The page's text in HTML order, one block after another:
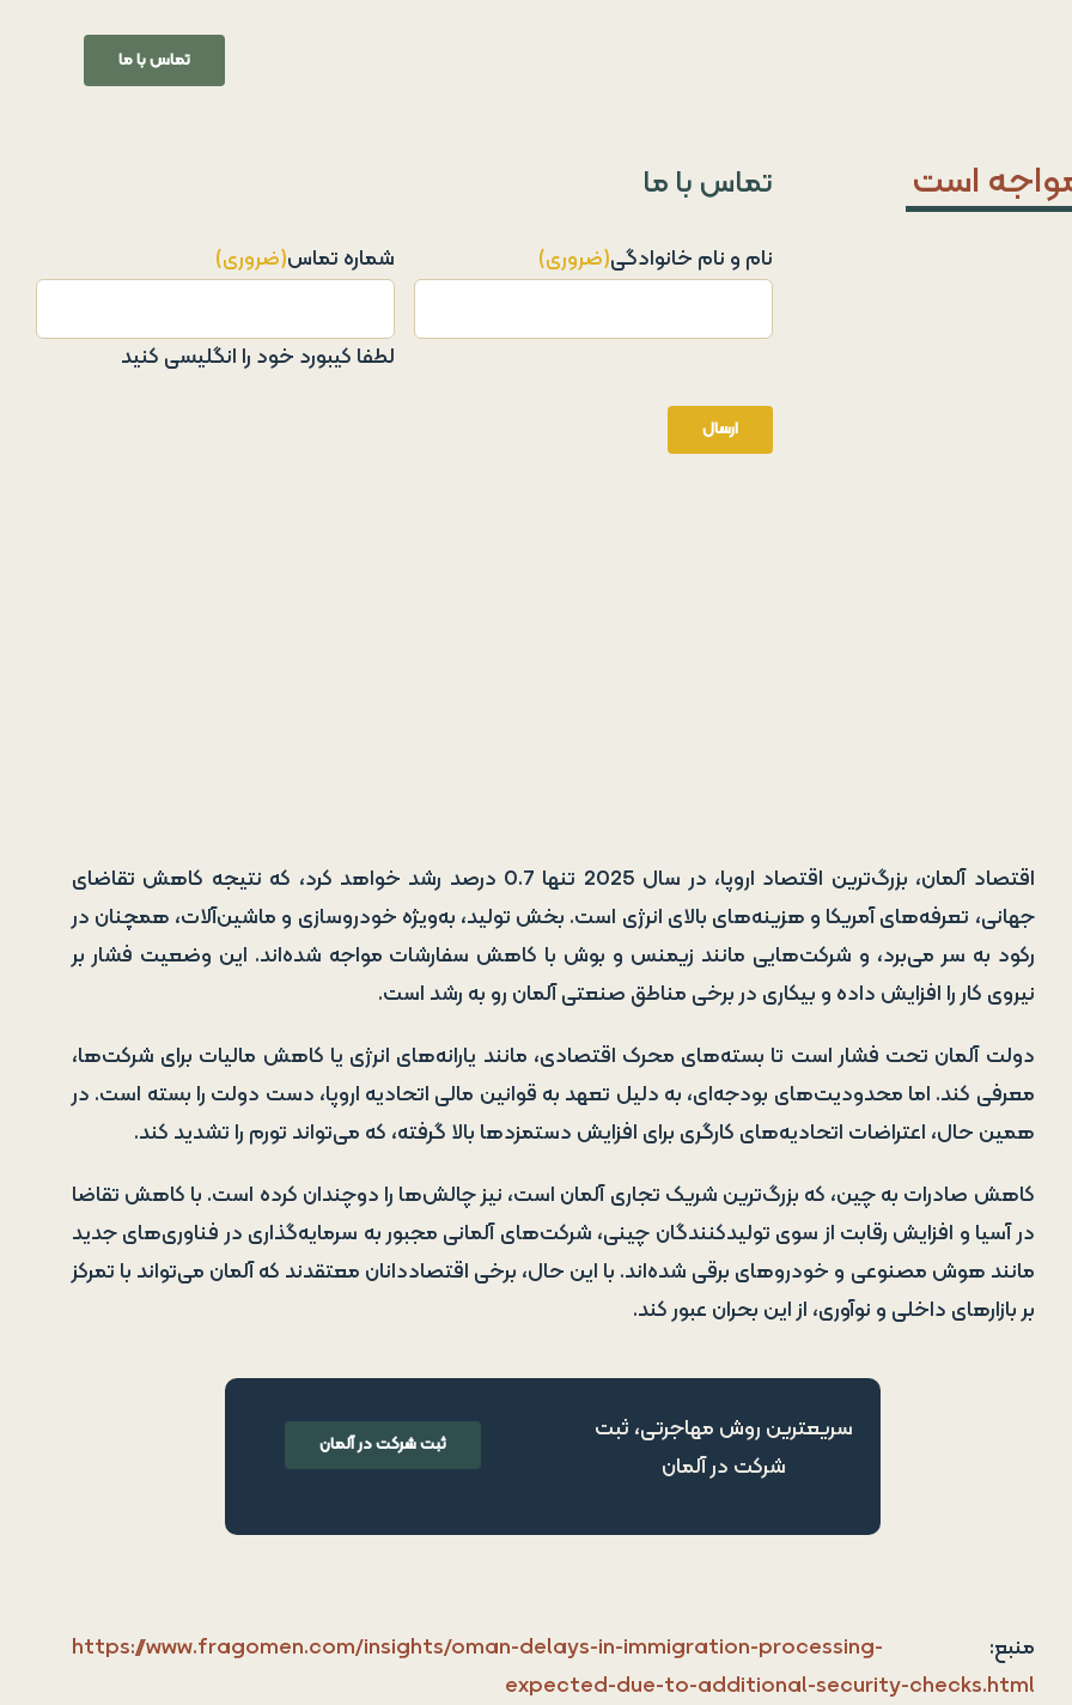
تماس با ما
است تماس با ما
نام و نام خانوادگی(ضروری) شماره تماس(ضروری)
لطفا کیبورد خود را انگلیسی کنید
اقتصاد آلمان، بزرگ‌ترین اقتصاد اروپا، در سال 2025 تنها 0.7 درصد رشد خواهد کرد، که نتیجه کاهش تقاضای
جهانی، تعرفه‌های آمریکا و هزینه‌های بالای انرژی است. بخش تولید، به‌ویژه خودروسازی و ماشین‌آلات، همچنان در
رکود به سر می‌برد، و شرکت‌هایی مانند زیمنس و بوش با کاهش سفارشات مواجه شده‌اند. این وضعیت فشار بر
نیروی کار را افزایش داده و بیکاری در برخی مناطق صنعتی آلمان رو به رشد است.
دولت آلمان تحت فشار است تا بسته‌های محرک اقتصادی، مانند یارانه‌های انرژی یا کاهش مالیات برای شرکت‌ها،
معرفی کند. اما محدودیت‌های بودجه‌ای، به دلیل تعهد به قوانین مالی اتحادیه اروپا، دست دولت را بسته است. در
همین حال، اعتراضات اتحادیه‌های کارگری برای افزایش دستمزدها بالا گرفته، که می‌تواند تورم را تشدید کند.
کاهش صادرات به چین، که بزرگ‌ترین شریک تجاری آلمان است، نیز چالش‌ها را دوچندان کرده است. با کاهش تقاضا
در آسیا و افزایش رقابت از سوی تولیدکنندگان چینی، شرکت‌های آلمانی مجبور به سرمایه‌گذاری در فناوری‌های جدید
مانند هوش مصنوعی و خودروهای برقی شده‌اند. با این حال، برخی اقتصاددانان معتقدند که آلمان می‌تواند با تمرکز
بر بازارهای داخلی و نوآوری، از این بحران عبور کند.
سریعترین روش مهاجرتی، ثبت
شرکت در آلمان
ثبت شرکت در آلمان
منبع:
https://www.fragomen.com/insights/oman-delays-in-immigration-processing-
expected-due-to-additional-security-checks.html